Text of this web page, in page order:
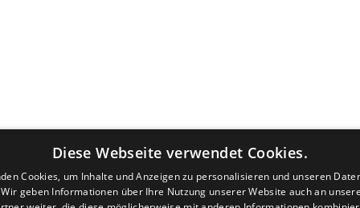
Diese Webseite verwendet Cookies.
Cookies, um Inhalte und Anzeigen zu personalisieren und unseren
geben Informationen über Ihre Nutzung unserer Website auch an